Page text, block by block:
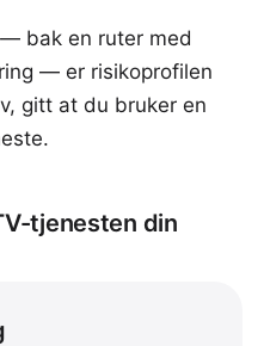
bak en ruter med
— er risikoprofilen
gitt at du bruker en
tjenesten din